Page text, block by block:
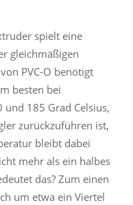
spielt eine
gleichmäßigen
PVC-O benötigt
besten bei
185 Grad Celsius,
zurückzuführen ist,
bleibt dabei
mehr als ein halbes
das? Zum einen
um etwa ein Viertel